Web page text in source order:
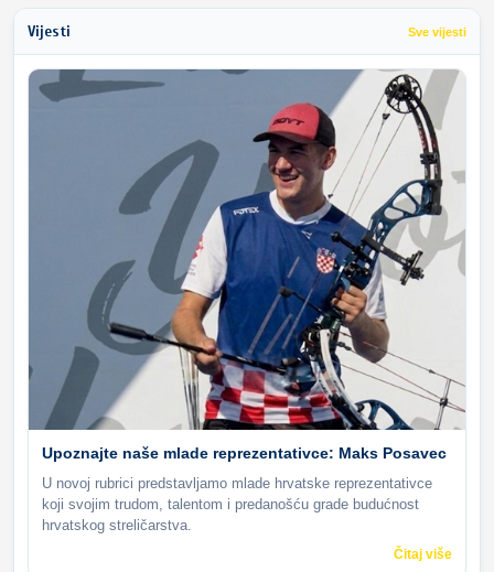
Vijesti Sve vijesti
Upoznajte naše mlade reprezentativce: Maks Posavec
U novoj rubrici predstavljamo mlade hrvatske reprezentativce
koji svojim trudom, talentom i predanošću grade budućnost
hrvatskog streličarstva.
Čitaj više